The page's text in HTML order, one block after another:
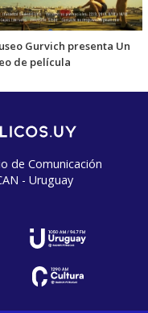
Gurvich presenta Un
de película
de Comunicación
- Uruguay